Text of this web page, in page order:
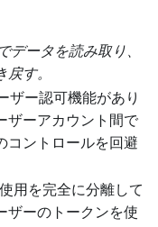
データを読み取り、
す。
ザー認可機能があり
ザーアカウント間で
コントロールを回避
用を完全に分離して
ザーのトークンを使